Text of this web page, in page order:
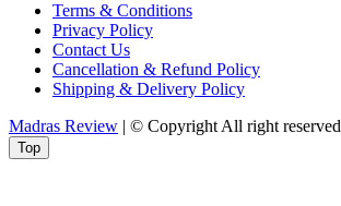
Terms & Conditions
Privacy Policy
Contact Us
Cancellation & Refund Policy
Shipping & Delivery Policy
Madras Review | © Copyright All right reserved
Top